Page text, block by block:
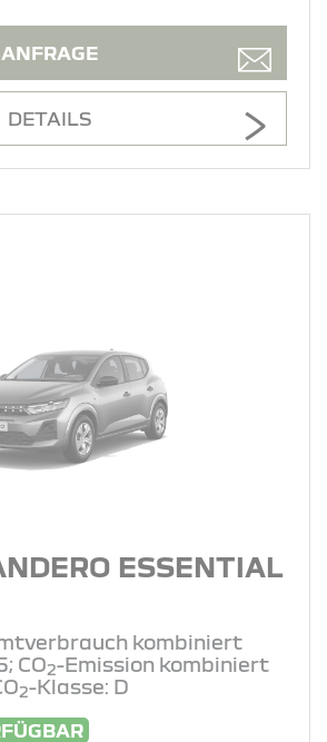
ANFRAGE
DETAILS
ESSENTIAL
kombiniert
CO2-Emission kombiniert
2-Klasse: D